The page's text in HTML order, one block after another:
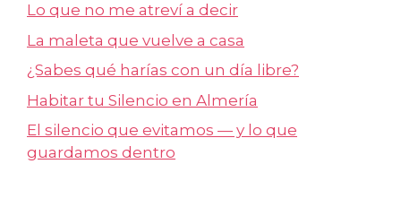
Lo que no me atreví a decir
La maleta que vuelve a casa
¿Sabes qué harías con un día libre?
Habitar tu Silencio en Almería
El silencio que evitamos — y lo que
guardamos dentro